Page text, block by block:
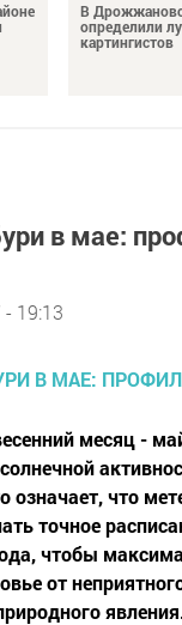
В
определили
картингистов
в мае:
19:13
месяц -
означает, что
точное
чтобы
от